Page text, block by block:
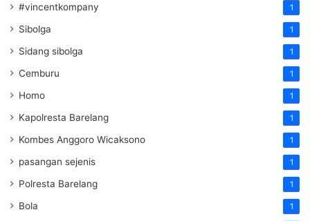
#vincentkompany 1
Sibolga 1
Sidang sibolga 1
Cemburu 1
Homo 1
Kapolresta Barelang 1
Kombes Anggoro Wicaksono 1
pasangan sejenis 1
Polresta Barelang 1
Bola 1